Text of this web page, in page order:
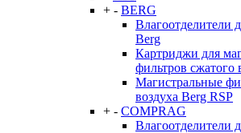
+ - BERG
Влагоотделители
Berg
Картриджи для
фильтров сжатого
Магистральные
воздуха Berg RSP
+ - COMPRAG
Влагоотделители